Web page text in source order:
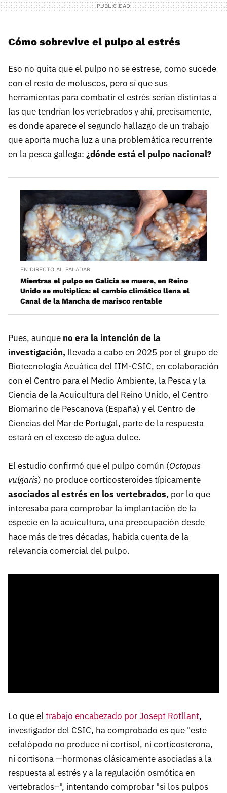
Cómo sobrevive el pulpo al estrés
Eso no quita que el pulpo no se estrese, como sucede
con el resto de moluscos, pero sí que sus
herramientas para combatir el estrés serían distintas a
las que tendrían los vertebrados y ahí, precisamente,
es donde aparece el segundo hallazgo de un trabajo
que aporta mucha luz a una problemática recurrente
en la pesca gallega: ¿dónde está el pulpo nacional?
EN DIRECTO AL PALADAR
Mientras el pulpo en Galicia se muere, en Reino
Unido se multiplica: el cambio climático llena el
Canal de la Mancha de marisco rentable
Pues, aunque no era la intención de la
investigación, llevada a cabo en 2025 por el grupo de
Biotecnología Acuática del IIM-CSIC, en colaboración
con el Centro para el Medio Ambiente, la Pesca y la
Ciencia de la Acuicultura del Reino Unido, el Centro
Biomarino de Pescanova (España) y el Centro de
Ciencias del Mar de Portugal, parte de la respuesta
estará en el exceso de agua dulce.
El estudio confirmó que el pulpo común (Octopus
vulgaris) no produce corticosteroides típicamente
asociados al estrés en los vertebrados, por lo que
interesaba para comprobar la implantación de la
especie en la acuicultura, una preocupación desde
hace más de tres décadas, habida cuenta de la
relevancia comercial del pulpo.
Lo que el trabajo encabezado por Josept Rotllant,
investigador del CSIC, ha comprobado es que "este
cefalópodo no produce ni cortisol, ni corticosterona,
ni cortisona —hormonas clásicamente asociadas a la
respuesta al estrés y a la regulación osmótica en
vertebrados–", intentando comprobar "si los pulpos